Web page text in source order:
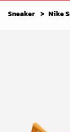
Sneaker Nike